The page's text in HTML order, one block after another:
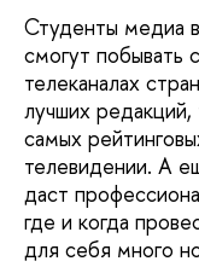
Студенты медиа
смогут побывать
телеканалах
лучших
самых
телевидении. А
даст
где и когда
для себя много